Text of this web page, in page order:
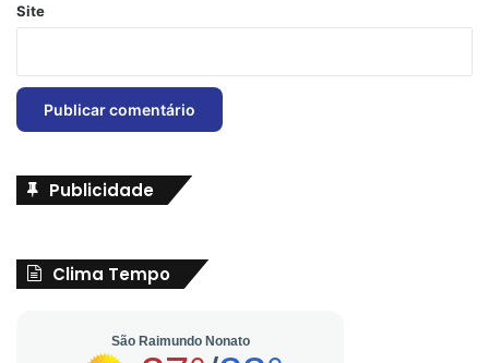
Site
Publicidade
Clima Tempo